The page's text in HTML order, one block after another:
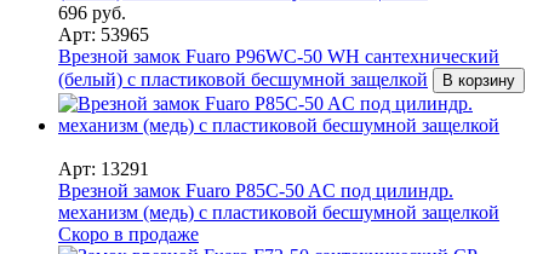
696 руб.
Арт: 53965
Врезной замок Fuaro P96WC-50 WH сантехнический
(белый) с пластиковой бесшумной защелкой
В корзину
Арт: 13291
Врезной замок Fuaro P85C-50 AC под цилиндр.
механизм (медь) с пластиковой бесшумной защелкой
Скоро в продаже